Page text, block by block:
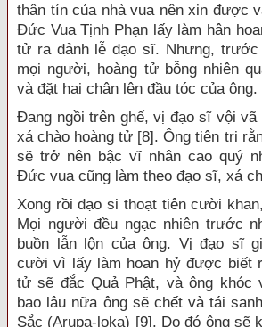
thân tín của nhà vua nên xin được
Đức Vua Tịnh Phạn lấy làm hân
tử ra đảnh lễ đạo sĩ. Nhưng,
mọi người, hoàng tử bỗng nhiên
và đặt hai chân lên đầu tóc của ông.
Đang ngồi trên ghế, vị đạo sĩ vội vã
xá chào hoàng tử [8]. Ông tiên tri
sẽ trở nên bậc vĩ nhân cao quý
Đức vua cũng làm theo đạo sĩ, xá
Xong rồi đạo si thoạt tiên cười
Mọi người đều ngạc nhiên trước
buồn lẫn lộn của ông. Vị đạo sĩ
cười vì lấy làm hoan hỷ được biết
tử sẽ đắc Quả Phật, và ông khóc
bao lâu nữa ông sẽ chết và tái
Sắc (Arupa-loka) [9]. Do đó ông sẽ